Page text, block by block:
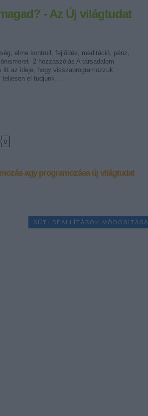
- Az Új világtudat
elme kontroll, fejlődés, meditáció, pénz,
2 hozzászólás A társadalom
az ideje, hogy visszaprogramozzuk
teljesen el tudjunk…
0
agy programozása új világtudat
SÜTI BEÁLLÍTÁSOK MÓDOSÍTÁSA